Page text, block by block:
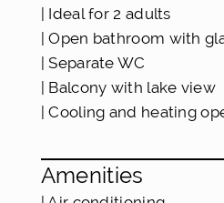
| Ideal for 2 adults
| Open bathroom with
| Separate WC
| Balcony with lake view
| Cooling and heating
Amenities